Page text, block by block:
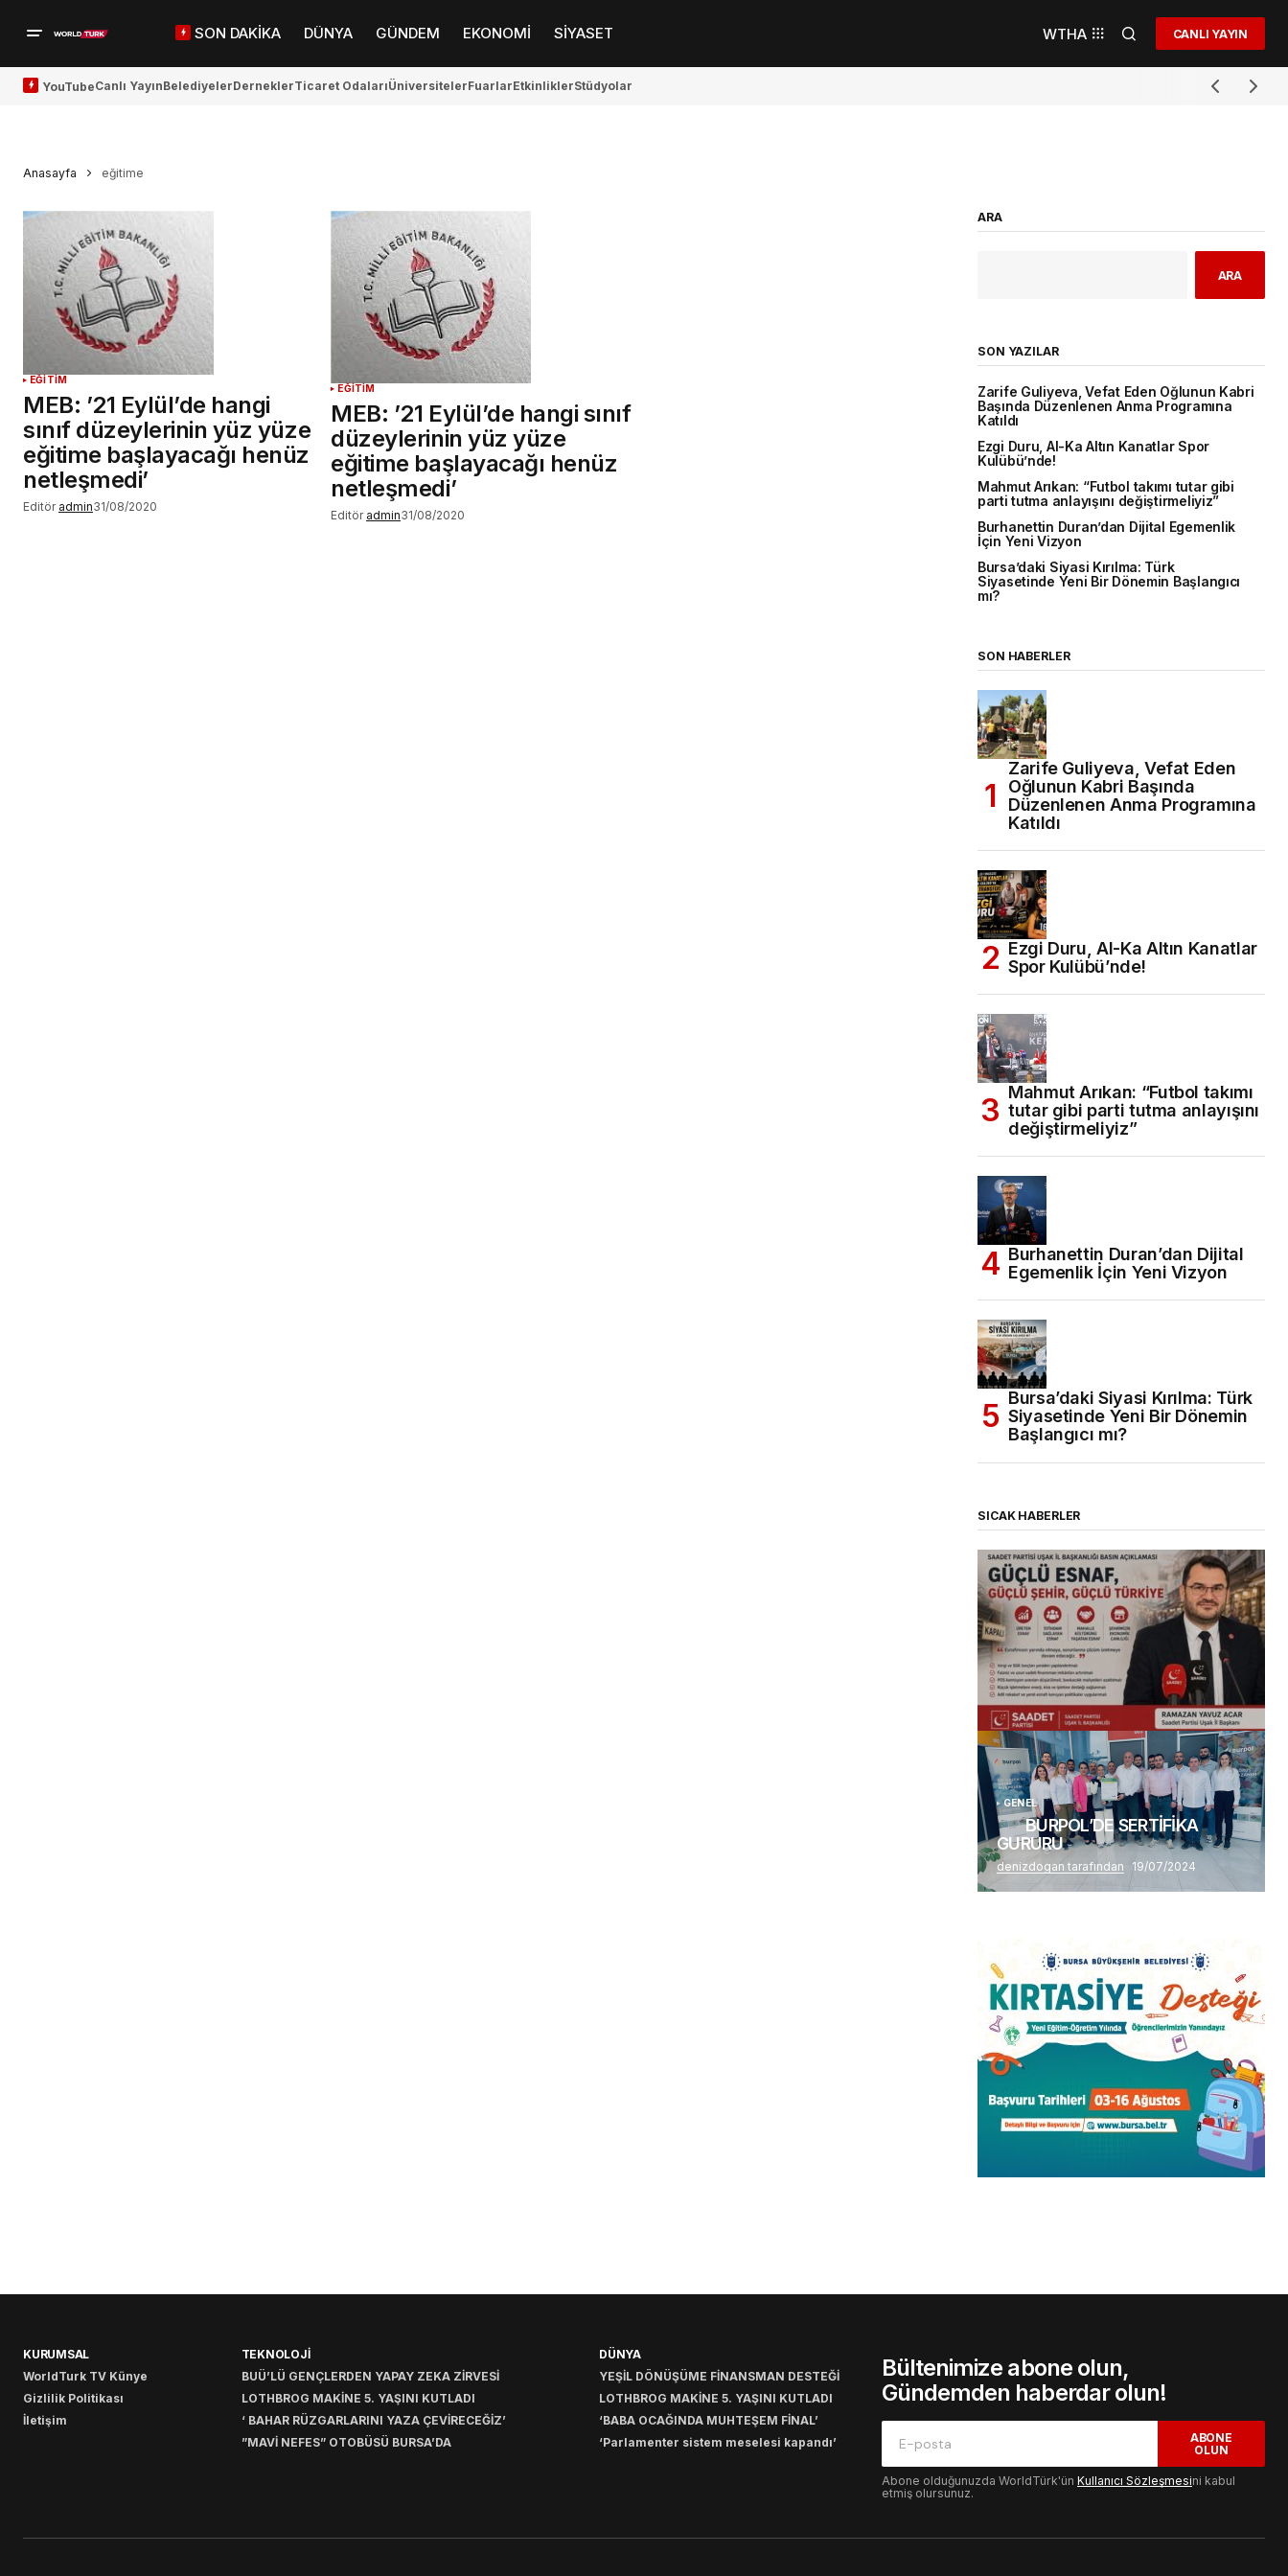
SON DAKİKA DÜNYA GÜNDEM EKONOMİ SİYASET WTHA CANLI YAYIN
YouTubeCanlı YayınBelediyelerDerneklerTicaret OdalarıÜniversitelerFuarlarEtkinliklerStüdyolar
Anasayfa eğitime
EĞİTİM
MEB: ’21 Eylül’de hangi
sınıf düzeylerinin yüz yüze
eğitime başlayacağı henüz
netleşmedi’
Editör admin31/08/2020
EĞİTİM
MEB: ’21 Eylül’de hangi sınıf
düzeylerinin yüz yüze
eğitime başlayacağı henüz
netleşmedi’
Editör admin31/08/2020
ARA
ARA
SON YAZILAR
Zarife Guliyeva, Vefat Eden Oğlunun Kabri
Başında Düzenlenen Anma Programına
Katıldı
Ezgi Duru, Al-Ka Altın Kanatlar Spor
Kulübü’nde!
Mahmut Arıkan: “Futbol takımı tutar gibi
parti tutma anlayışını değiştirmeliyiz”
Burhanettin Duran’dan Dijital Egemenlik
İçin Yeni Vizyon
Bursa’daki Siyasi Kırılma: Türk
Siyasetinde Yeni Bir Dönemin Başlangıcı
mı?
SON HABERLER
Zarife Guliyeva, Vefat Eden
Oğlunun Kabri Başında
Düzenlenen Anma Programına
Katıldı
Ezgi Duru, Al-Ka Altın Kanatlar
Spor Kulübü’nde!
Mahmut Arıkan: “Futbol takımı
tutar gibi parti tutma anlayışını
değiştirmeliyiz”
Burhanettin Duran’dan Dijital
Egemenlik İçin Yeni Vizyon
Bursa’daki Siyasi Kırılma: Türk
Siyasetinde Yeni Bir Dönemin
Başlangıcı mı?
SICAK HABERLER
(başlıksız)
Alaattin Karahan tarafından 14/07/2026
GENEL
BURPOL’DE SERTİFİKA
GURURU
denizdogan tarafından 19/07/2024
KURUMSAL
WorldTurk TV Künye
Gizlilik Politikası
İletişim
TEKNOLOJİ
BUÜ’LÜ GENÇLERDEN YAPAY ZEKA ZİRVESİ
LOTHBROG MAKİNE 5. YAŞINI KUTLADI
‘ BAHAR RÜZGARLARINI YAZA ÇEVİRECEĞİZ’
”MAVİ NEFES” OTOBÜSÜ BURSA’DA
DÜNYA
YEŞİL DÖNÜŞÜME FİNANSMAN DESTEĞİ
LOTHBROG MAKİNE 5. YAŞINI KUTLADI
‘BABA OCAĞINDA MUHTEŞEM FİNAL’
‘Parlamenter sistem meselesi kapandı’
Bültenimize abone olun,
Gündemden haberdar olun!
ABONE
OLUN
Abone olduğunuzda WorldTürk'ün Kullanıcı Sözleşmesini kabul
etmiş olursunuz.